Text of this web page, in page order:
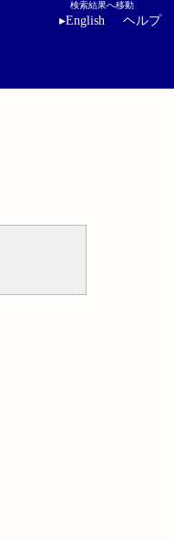
検索結果へ移動
▸English ヘルプ